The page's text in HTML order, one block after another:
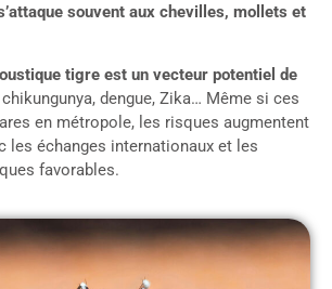
souvent aux chevilles, mollets et
tigre est un vecteur potentiel de
chikungunya, dengue, Zika… Même si ces
en métropole, les risques augmentent
les échanges internationaux et les
favorables.